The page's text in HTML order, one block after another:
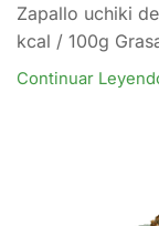
Zapallo uchiki
kcal / 100g
Continuar